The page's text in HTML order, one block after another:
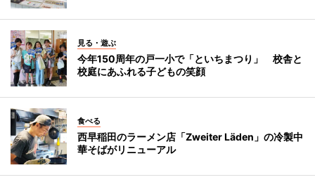
見る・遊ぶ
今年150周年の戸一小で「といちまつり」 校舎と
校庭にあふれる子どもの笑顔
食べる
西早稲田のラーメン店「Zweiter Läden」の冷製中
華そばがリニューアル